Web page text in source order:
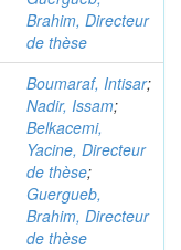
Brahim, Directeur
de thèse
Boumaraf, Intisar;
Nadir, Issam;
Belkacemi,
Yacine, Directeur
de thèse;
Guergueb,
Brahim, Directeur
de thèse